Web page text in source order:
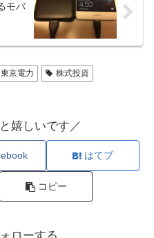
モバ
東京電力 株式投資
嬉しいです／
はてブ
コピー